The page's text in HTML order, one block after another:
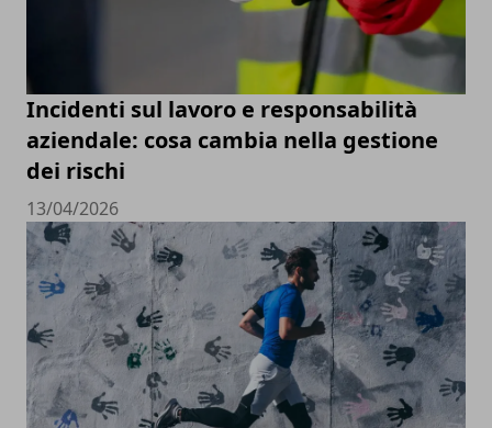
Incidenti sul lavoro e responsabilità
aziendale: cosa cambia nella gestione
dei rischi
13/04/2026